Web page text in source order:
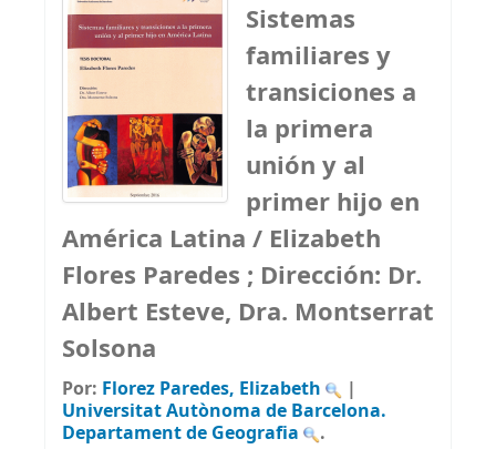
Sistemas
familiares y
transiciones a
la primera
unión y al
primer hijo en
América Latina / Elizabeth
Flores Paredes ; Dirección: Dr.
Albert Esteve, Dra. Montserrat
Solsona
Por: Florez Paredes, Elizabeth
|
Universitat Autònoma de Barcelona.
Departament de Geografia
.